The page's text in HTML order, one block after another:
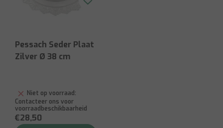
Pessach Seder Plaat
Zilver Ø 38 cm
Niet op voorraad:
Contacteer ons voor
voorraadbeschikbaarheid
€28,50